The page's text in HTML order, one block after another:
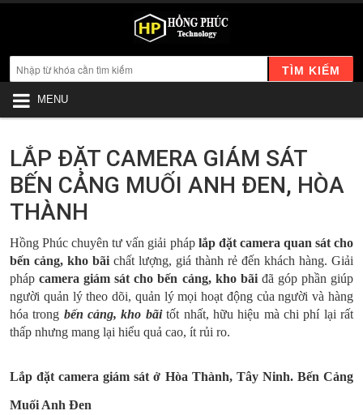
TÌM KIẾM
MENU
LẮP ĐẶT CAMERA GIÁM SÁT
BẾN CẢNG MUỐI ANH ĐEN, HÒA
THÀNH
Hồng Phúc chuyên tư vấn giải pháplắp đặt camera quan sát cho
bến cảng, kho bãi chất lượng, giá thành rẻ đến khách hàng. Giải
phápcamera giám sát cho bến cảng, kho bãiđã góp phần giúp
người quản lý theo dõi, quản lý mọi hoạt động của người và hàng
hóa trong bến cảng, kho bãitốt nhất, hữu hiệu mà chi phí lại rất
thấp nhưng mang lại hiểu quả cao, ít rủi ro.
Lắp đặt camera giám sát ở Hòa Thành, Tây Ninh. Bến Cảng
Muối Anh Đen